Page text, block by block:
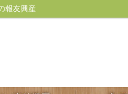
報友興産